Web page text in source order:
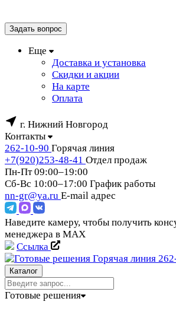
Задать вопрос
Еще
Доставка и установка
Скидки и акции
На карте
Оплата
г. Нижний Новгород
Контакты
262-10-90 Горячая линия
+7(920)253-48-41 Отдел продаж
Пн-Пт 09:00–19:00
Сб-Вс 10:00–17:00 График работы
nn-gr@ya.ru E-mail адрес
Наведите камеру, чтобы получить
менеджера в MAX
Ссылка
Горячая линия
Каталог
Готовые решения